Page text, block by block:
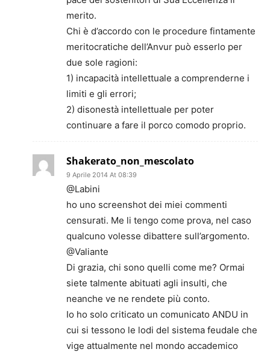
merito.
Chi è d’accordo con le procedure fintamente
meritocratiche dell’Anvur può esserlo per
due sole ragioni:
1) incapacità intellettuale a comprenderne i
limiti e gli errori;
2) disonestà intellettuale per poter
continuare a fare il porco comodo proprio.
Shakerato_non_mescolato
9 Aprile 2014 At 08:39
@Labini
ho uno screenshot dei miei commenti
censurati. Me li tengo come prova, nel caso
qualcuno volesse dibattere sull’argomento.
@Valiante
Di grazia, chi sono quelli come me? Ormai
siete talmente abituati agli insulti, che
neanche ve ne rendete più conto.
Io ho solo criticato un comunicato ANDU in
cui si tessono le lodi del sistema feudale che
vige attualmente nel mondo accademico